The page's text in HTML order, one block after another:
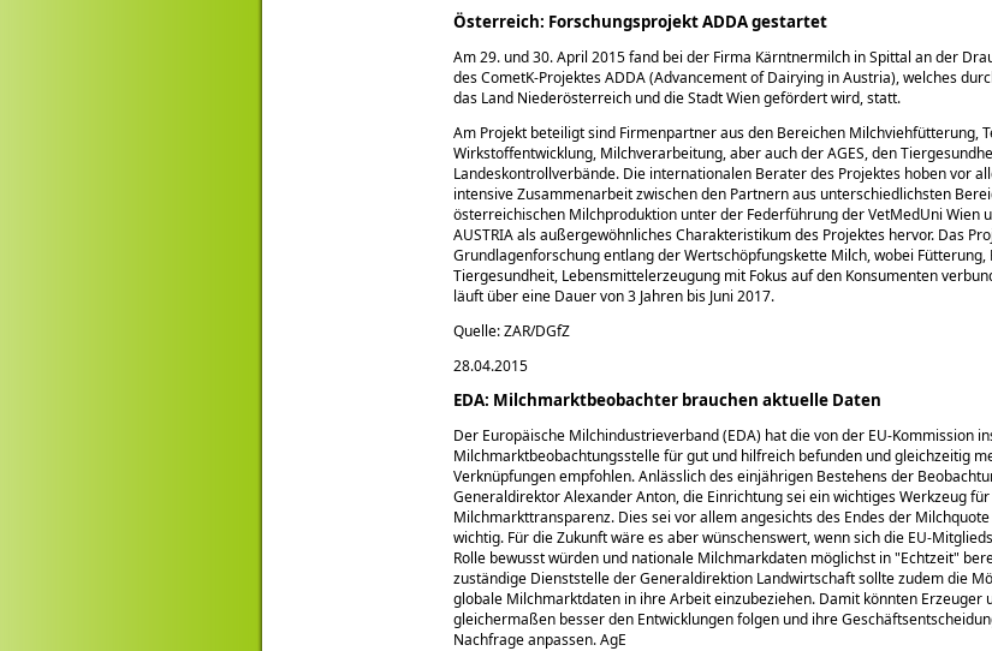
Österreich: Forschungsprojekt ADDA gestartet
Am 29. und 30. April 2015 fand bei der Firma Kärntnermilch in Spittal an der
des CometK-Projektes ADDA (Advancement of Dairying in Austria), welches
das Land Niederösterreich und die Stadt Wien gefördert wird, statt.
Am Projekt beteiligt sind Firmenpartner aus den Bereichen Milchviehfütterung,
Wirkstoffentwicklung, Milchverarbeitung, aber auch der AGES, den
Landeskontrollverbände. Die internationalen Berater des Projektes hoben vor
intensive Zusammenarbeit zwischen den Partnern aus unterschiedlichsten
österreichischen Milchproduktion unter der Federführung der VetMedUni Wien
AUSTRIA als außergewöhnliches Charakteristikum des Projektes hervor. Das
Grundlagenforschung entlang der Wertschöpfungskette Milch, wobei Fütterung,
Tiergesundheit, Lebensmittelerzeugung mit Fokus auf den Konsumenten
läuft über eine Dauer von 3 Jahren bis Juni 2017.
Quelle: ZAR/DGfZ
28.04.2015
EDA: Milchmarktbeobachter brauchen aktuelle Daten
Der Europäische Milchindustrieverband (EDA) hat die von der EU-Kommission
Milchmarktbeobachtungsstelle für gut und hilfreich befunden und gleichzeitig
Verknüpfungen empfohlen. Anlässlich des einjährigen Bestehens der
Generaldirektor Alexander Anton, die Einrichtung sei ein wichtiges Werkzeug
Milchmarkttransparenz. Dies sei vor allem angesichts des Endes der
wichtig. Für die Zukunft wäre es aber wünschenswert, wenn sich die EU-
Rolle bewusst würden und nationale Milchmarkdaten möglichst in Echtzeit
zuständige Dienststelle der Generaldirektion Landwirtschaft sollte zudem die
globale Milchmarktdaten in ihre Arbeit einzubeziehen. Damit könnten Erzeuger
gleichermaßen besser den Entwicklungen folgen und ihre
Nachfrage anpassen. AgE